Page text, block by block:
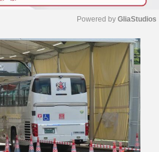
M
e
Powered by GliaStudios